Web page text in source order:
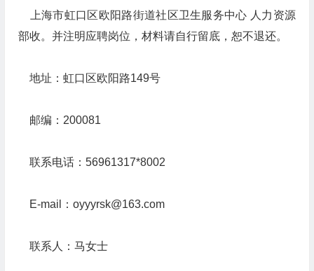
上海市虹口区欧阳路街道社区卫生服务中心 人力资源
部收。并注明应聘岗位，材料请自行留底，恕不退还。
地址：虹口区欧阳路149号
邮编：200081
联系电话：56961317*8002
E-mail：oyyyrsk@163.com
联系人：马女士